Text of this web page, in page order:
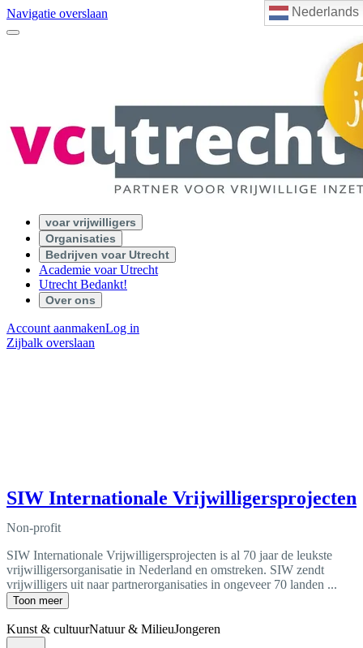
Nederlands
Navigatie overslaan
voar vrijwilligers
Organisaties
Bedrijven voar Utrecht
Academie voar Utrecht
Utrecht Bedankt!
Over ons
Account aanmakenLog in
Zijbalk overslaan
SIW Internationale Vrijwilligersprojecten
Non-profit
SIW Internationale Vrijwilligersprojecten is al 70 jaar de leukste
vrijwilligersorganisatie in Nederland en omstreken. SIW zendt
vrijwilligers uit naar partnerorganisaties in ongeveer 70 landen ...
Toon meer
Kunst & cultuurNatuur & MilieuJongeren